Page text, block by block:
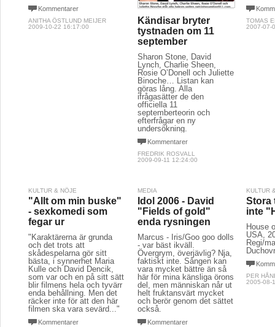
Kommentarer
ANITHA ÖSTLUND MEIJER
2009-10-22 16:17:00
Kändisar bryter
tystnaden om 11
september
Sharon Stone, David
Lynch, Charlie Sheen,
Rosie O’Donell och Juliette
Binoche… Listan kan
göras lång. Alla
ifrågasätter de den
officiella 11
septemberteorin och
efterfrågar en ny
undersökning.
Kommentarer
FREDRIK ROSVALL
2009-09-11 12:24:00
TOMAS
2007-07-
KULTUR & NÖJE
"Allt om min buske"
- sexkomedi som
fegar ur
"Karaktärerna är grunda
och det trots att
skådespelarna gör sitt
bästa, i synnerhet Maria
Kulle och David Dencik,
som var och en på sitt sätt
blir filmens hela och tyvärr
enda behållning. Men det
räcker inte för att den här
filmen ska vara sevärd..."
Kommentarer
MEDIA
Idol 2006 - David
"Fields of gold"
enda rysningen
Marcus - Iris/Goo goo dolls
- var bäst ikväll.
Övergrym, överjävlig? Nja,
faktiskt inte. Sången kan
vara mycket bättre än så
här för mina känsliga örons
del, men människan når ut
helt fruktansvärt mycket
och berör genom det sättet
också.
Kommentarer
KULTUR
Stora
inte
House
USA,
Regi/
PER
2005-08-